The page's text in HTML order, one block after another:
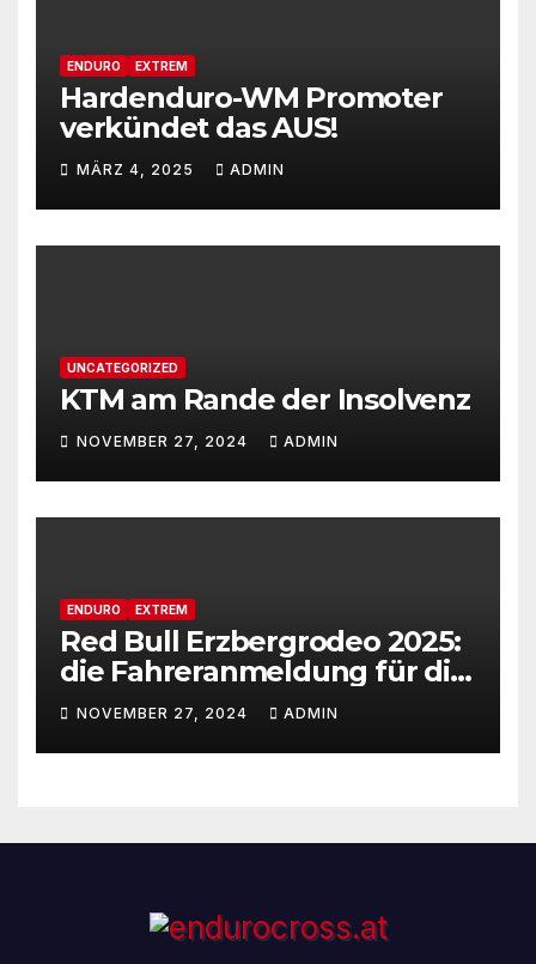
ENDURO EXTREM
Hardenduro-WM Promoter
verkündet das AUS!
MÄRZ 4, 2025 ADMIN
UNCATEGORIZED
KTM am Rande der Insolvenz
NOVEMBER 27, 2024 ADMIN
ENDURO EXTREM
Red Bull Erzbergrodeo 2025:
die Fahreranmeldung für die
29ste Auflage des weltweit
renommiertesten Extreme
Enduro Rennens startet am
NOVEMBER 27, 2024 ADMIN